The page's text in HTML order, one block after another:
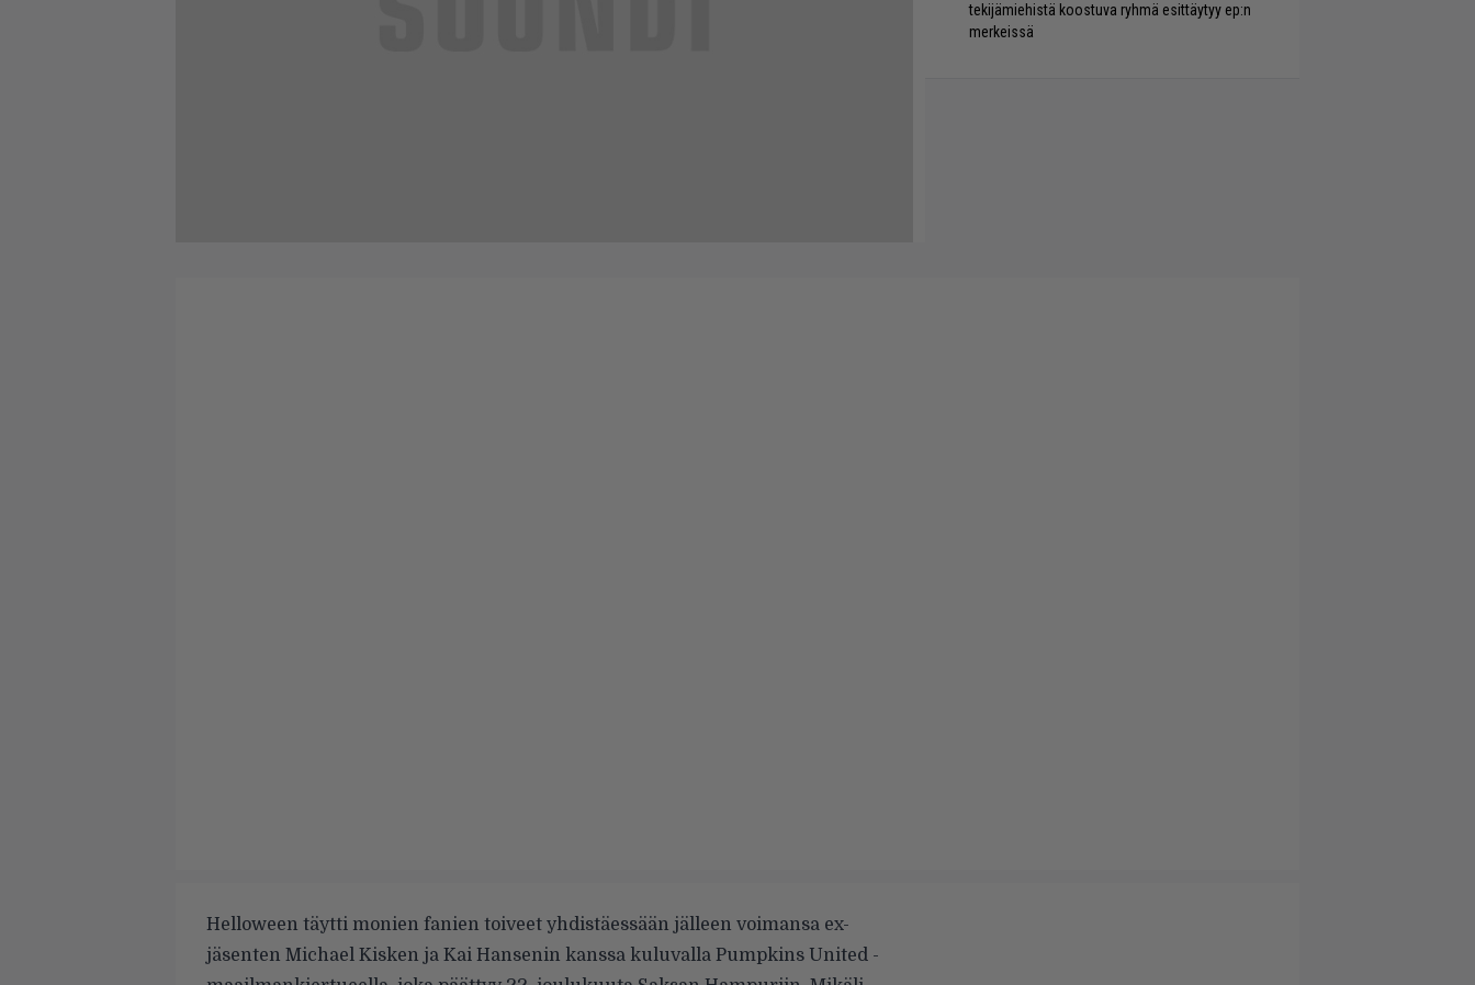
tekijämiehistä koostuva ryhmä esittäytyy ep:n
merkeissä
Helloween täytti monien fanien toiveet yhdistäessään jälleen voimansa ex-
jäsenten Michael Kisken ja Kai Hansenin kanssa kuluvalla Pumpkins United -